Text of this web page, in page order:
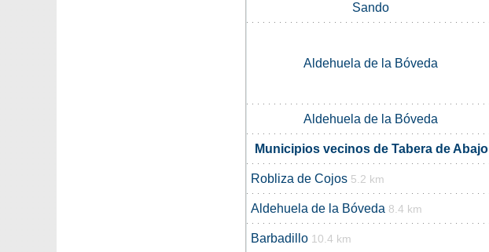
Sando
Aldehuela de la Bóveda
Aldehuela de la Bóveda
Municipios vecinos de Tabera de Abajo
Robliza de Cojos 5.2 km
Aldehuela de la Bóveda 8.4 km
Barbadillo 10.4 km